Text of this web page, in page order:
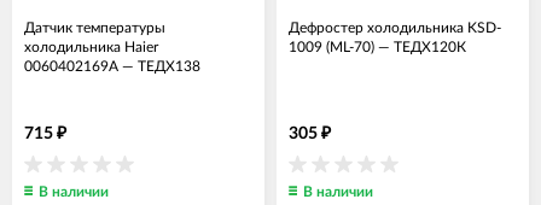
Датчик температуры
холодильника Haier
0060402169A — ТЕДХ138
715 ₽
В наличии
Дефростер холодильника KSD-
1009 (ML-70) — ТЕДХ120К
305 ₽
В наличии